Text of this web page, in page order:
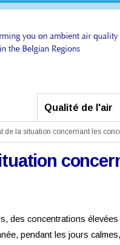
Qualité de l'air
de la situation concernant les
des concentrations
pendant les jours